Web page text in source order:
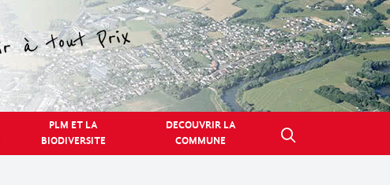
PLM ET LA
BIODIVERSITE
DECOUVRIR LA
COMMUNE